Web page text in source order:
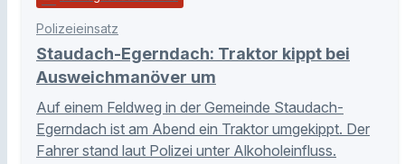
Polizeieinsatz
Staudach-Egerndach: Traktor kippt bei
Ausweichmanöver um
Auf einem Feldweg in der Gemeinde Staudach-
Egerndach ist am Abend ein Traktor umgekippt. Der
Fahrer stand laut Polizei unter Alkoholeinfluss.